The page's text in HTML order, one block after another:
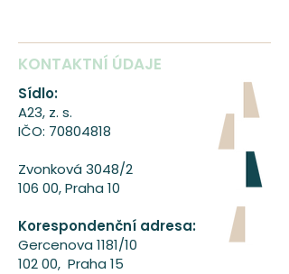
KONTAKTNÍ ÚDAJE
Sídlo:
A23, z. s.
IČO: 70804818
Zvonková 3048/2
106 00, Praha 10
Korespondenční adresa:
Gercenova 1181/10
102 00, Praha 15